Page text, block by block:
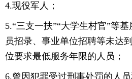
4.现役军人；
5.“三支一扶”“大学生村官”等
员招录、事业单位招聘等未达
位要求最低服务年限的人员；
6.曾因犯罪受过刑事处罚的人